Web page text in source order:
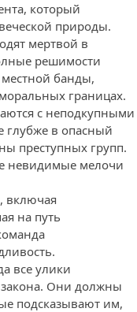
который
природы.
мертвой в
решимости
банды,
границах.
с неподкупными
глубже в опасный
преступных групп.
невидимые мелочи
включая
на путь
все улики
закона. Они должны
подсказывают им,